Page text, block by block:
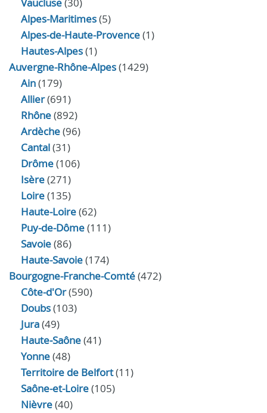
Alpes-Maritimes(5)
Alpes-de-Haute-Provence(1)
Hautes-Alpes(1)
Auvergne-Rhône-Alpes(1429)
Ain(179)
Allier(691)
Rhône(892)
Ardèche(96)
Cantal(31)
Drôme(106)
Isère(271)
Loire(135)
Haute-Loire(62)
Puy-de-Dôme(111)
Savoie(86)
Haute-Savoie(174)
Bourgogne-Franche-Comté(472)
Côte-d'Or(590)
Doubs(103)
Jura(49)
Haute‑Saône(41)
Yonne(48)
Territoire de Belfort(11)
Saône-et-Loire(105)
Nièvre(40)